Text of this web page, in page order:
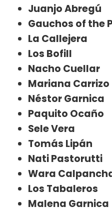
Juanjo Abregú
Gauchos of the
La Callejera
Los Bofill
Nacho Cuellar
Mariana Carrizo
Néstor Garnica
Paquito Ocaño
Sele Vera
Tomás Lipán
Nati Pastorutti
Wara
Los Tabaleros
Malena Garnica